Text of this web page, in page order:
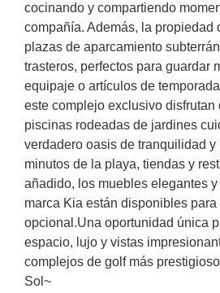
cocinando y compartiendo
compañía. Además, la propiedad
plazas de aparcamiento
trasteros, perfectos para guardar
equipaje o artículos de
este complejo exclusivo disfrutan
piscinas rodeadas de jardines
verdadero oasis de tranquilidad
minutos de la playa, tiendas y
añadido, los muebles elegantes
marca Kia están ‌disponibles
opcional.Una ‌oportunidad ‌única
espacio, ‌lujo y vistas
‌complejos ‌de golf más
‌Sol~